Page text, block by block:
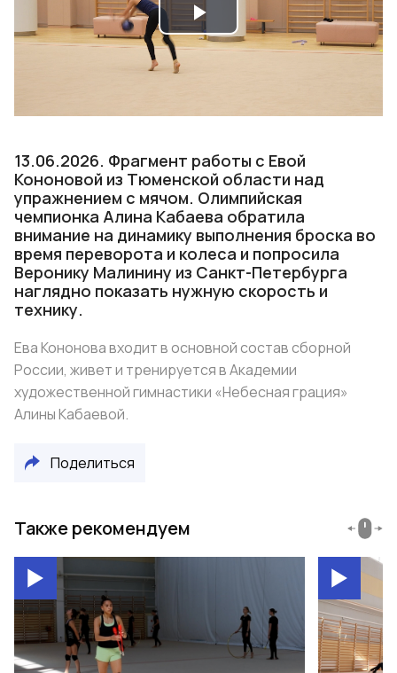
Play
13.06.2026. Фрагмент работы с Евой
Кононовой из Тюменской области над
упражнением с мячом. Олимпийская
чемпионка Алина Кабаева обратила
внимание на динамику выполнения броска во
время переворота и колеса и попросила
Веронику Малинину из Санкт-Петербурга
наглядно показать нужную скорость и
технику.
Ева Кононова входит в основной состав сборной
России, живет и тренируется в Академии
художественной гимнастики «Небесная грация»
Алины Кабаевой.
Поделиться
Также рекомендуем